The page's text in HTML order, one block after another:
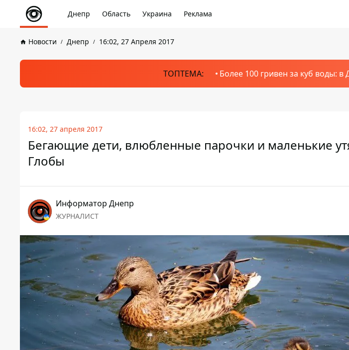
Днепр Область Украина Реклама
Новости Днепр 16:02, 27 Апреля 2017
ТОПТЕМА: Более 100 гривен за куб воды:
16:02, 27 апреля 2017
Бегающие дети, влюбленные парочки и маленькие
Глобы
Информатор Днепр
ЖУРНАЛИСТ